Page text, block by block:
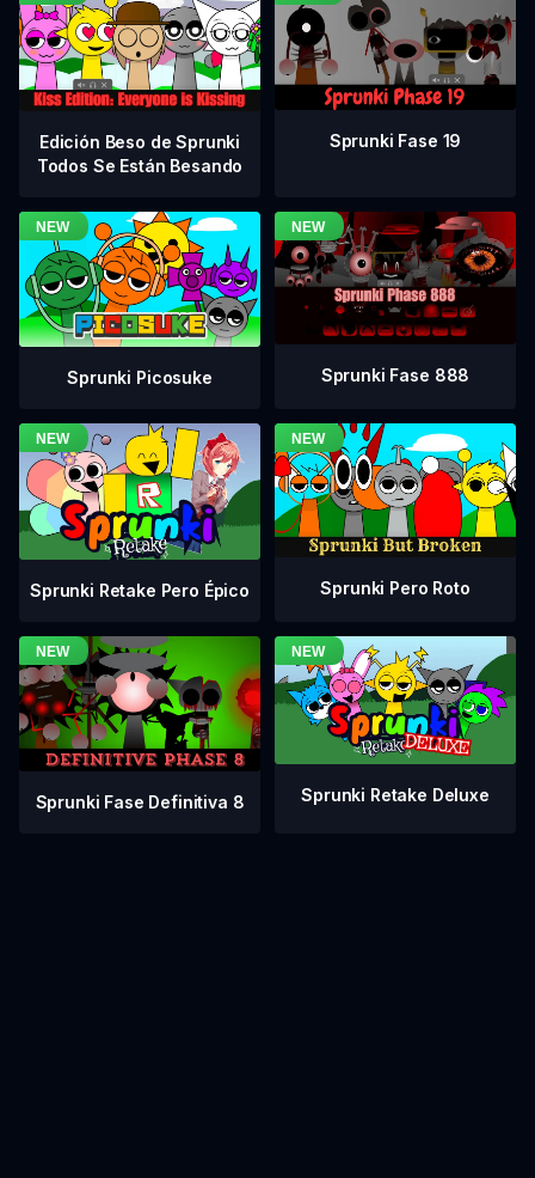
Edición Beso de Sprunki
Todos Se Están Besando
Sprunki Fase 19
Sprunki Picosuke Sprunki Fase 888
Sprunki Retake Pero Épico Sprunki Pero Roto
Sprunki Fase Definitiva 8 Sprunki Retake Deluxe